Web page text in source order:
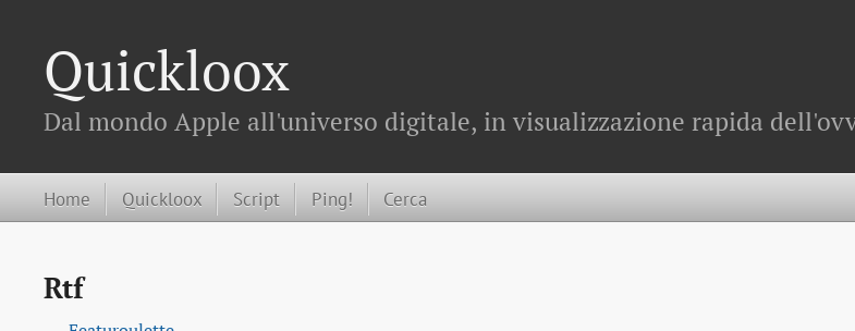
Quickloox
Dal mondo Apple all'universo digitale, in visualizzazione rapida
Home Quickloox Script Ping! Cerca
Rtf